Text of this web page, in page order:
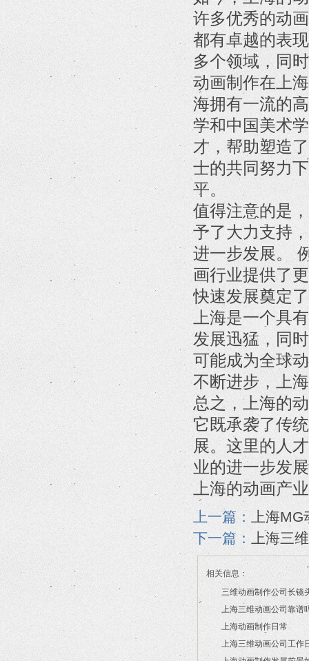
许多优秀的动
都有卓越的表
多个领域，同
动画制作在上
海拥有一流的
学和中国美术
才，帮助塑造
士的共同努力
平。
值得注意的是
予了大力支持
进一步发展。
画行业提供了
快速发展奠定
上海是一个具
发展迅猛，同
可能成为全球
不断进步，上
总之，上海的
它既承袭了传
展。这里的人
业的进一步发
上海的动画产
上一篇：
上海
下一篇：
上海三
相关信息：
三维动画制作公司长镜
2026/07/21
上海三维动画公司靠谱
2026/03/16
上海动画制作日常
2026/03/12
上海三维动画公司工作